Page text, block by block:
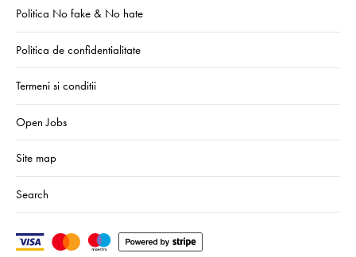
Politica No fake & No hate
Politica de confidentialitate
Termeni si conditii
Open Jobs
Site map
Search